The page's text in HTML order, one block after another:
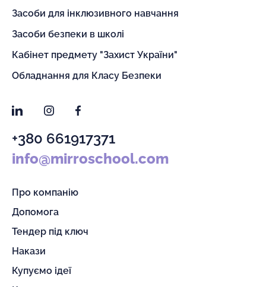
Засоби для інклюзивного навчання
Засоби безпеки в школі
Кабінет предмету "Захист України"
Обладнання для Класу Безпеки
LinkedInInstagramFacebook
+380 661917371
info@mirroschool.com
Про компанію
Допомога
Тендер під ключ
Накази
Купуємо ідеї